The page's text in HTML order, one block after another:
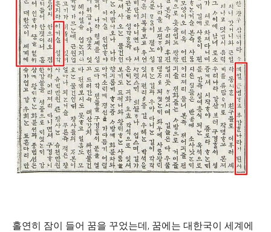
홀연히 잠이 들어 꿈을 꾸었는데, 꿈에는 대한국이 세계에